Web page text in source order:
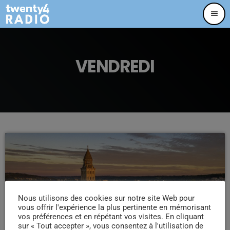
menu
VENDREDI
TWENTY4 SELECTION
Nous utilisons des cookies sur notre site Web pour
vous offrir l'expérience la plus pertinente en mémorisant
vos préférences et en répétant vos visites. En cliquant
sur « Tout accepter », vous consentez à l'utilisation de